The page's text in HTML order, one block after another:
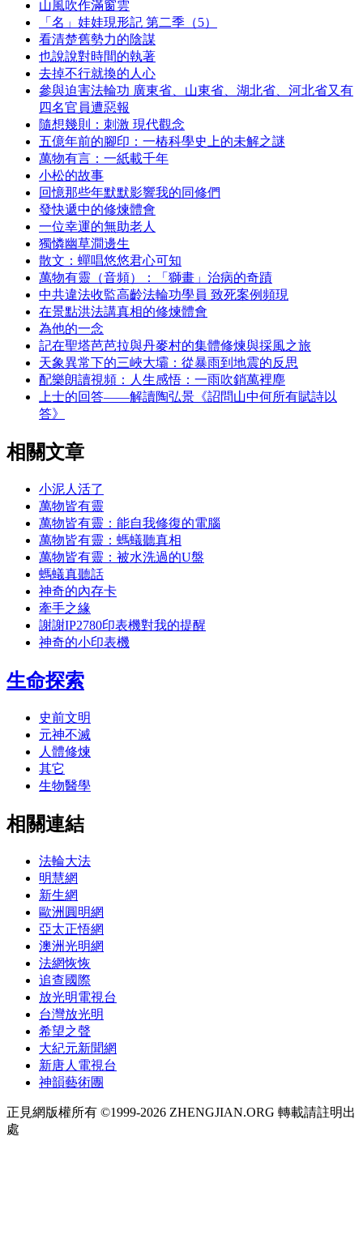
山風吹作滿窗雲
「名」娃娃現形記 第二季（5）
看清楚舊勢力的陰謀
也說說對時間的執著
去掉不行就換的人心
參與迫害法輪功 廣東省、山東省、湖北省、河北省又有
四名官員遭惡報
隨想幾則：刺激 現代觀念
五億年前的腳印：一樁科學史上的未解之謎
萬物有言：一紙載千年
小松的故事
回憶那些年默默影響我的同修們
發快遞中的修煉體會
一位幸運的無助老人
獨憐幽草澗邊生
散文：蟬唱悠悠君心可知
萬物有靈（音頻）：「獅畫」治病的奇蹟
中共違法收監高齡法輪功學員 致死案例頻現
在景點洪法講真相的修煉體會
為他的一念
記在聖塔芭芭拉與丹麥村的集體修煉與採風之旅
天象異常下的三峽大壩：從暴雨到地震的反思
配樂朗讀視頻：人生感悟：一雨吹銷萬裡塵
上士的回答——解讀陶弘景《詔問山中何所有賦詩以
答》
相關文章
小泥人活了
萬物皆有靈
萬物皆有靈：能自我修復的電腦
萬物皆有靈：螞蟻聽真相
萬物皆有靈：被水洗過的U盤
螞蟻真聽話
神奇的內存卡
牽手之緣
謝謝IP2780印表機對我的提醒
神奇的小印表機
生命探索
史前文明
元神不滅
人體修煉
其它
生物醫學
相關連結
法輪大法
明慧網
新生網
歐洲圓明網
亞太正悟網
澳洲光明網
法網恢恢
追查國際
放光明電視台
台灣放光明
希望之聲
大紀元新聞網
新唐人電視台
神韻藝術團
正見網版權所有 ©1999-2026 ZHENGJIAN.ORG 轉載請註明出
處